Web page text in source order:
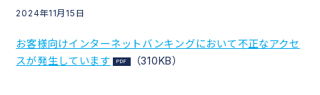
2024年11月15日
お客様向けインターネットバンキングにおいて不正なアクセ
スが発生しています
（310KB）